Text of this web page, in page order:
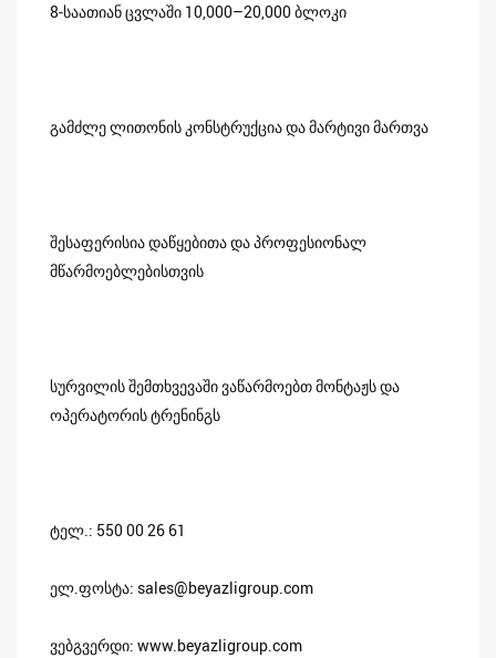
8-საათიან ცვლაში 10,000–20,000 ბლოკი
გამძლე ლითონის კონსტრუქცია და მარტივი მართვა
შესაფერისია დაწყებითა და პროფესიონალ
მწარმოებლებისთვის
სურვილის შემთხვევაში ვაწარმოებთ მონტაჟს და
ოპერატორის ტრენინგს
ტელ.: 550 00 26 61
ელ.ფოსტა: sales@beyazligroup.com
ვებგვერდი: www.beyazligroup.com